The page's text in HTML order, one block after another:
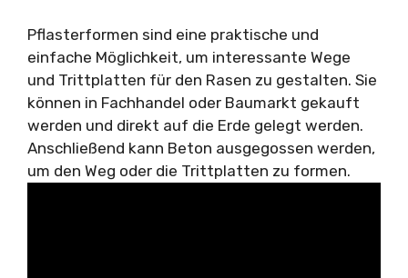
Pflasterformen sind eine praktische und
einfache Möglichkeit, um interessante Wege
und Trittplatten für den Rasen zu gestalten. Sie
können in Fachhandel oder Baumarkt gekauft
werden und direkt auf die Erde gelegt werden.
Anschließend kann Beton ausgegossen werden,
um den Weg oder die Trittplatten zu formen.